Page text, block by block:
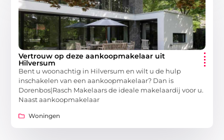
Vertrouw op deze aankoopmakelaar uit
Hilversum
Bent u woonachtig in Hilversum en wilt u de hulp
inschakelen van een aankoopmakelaar? Dan is
Dorenbos|Rasch Makelaars de ideale makelaardij voor u.
Naast aankoopmakelaar
Woningen